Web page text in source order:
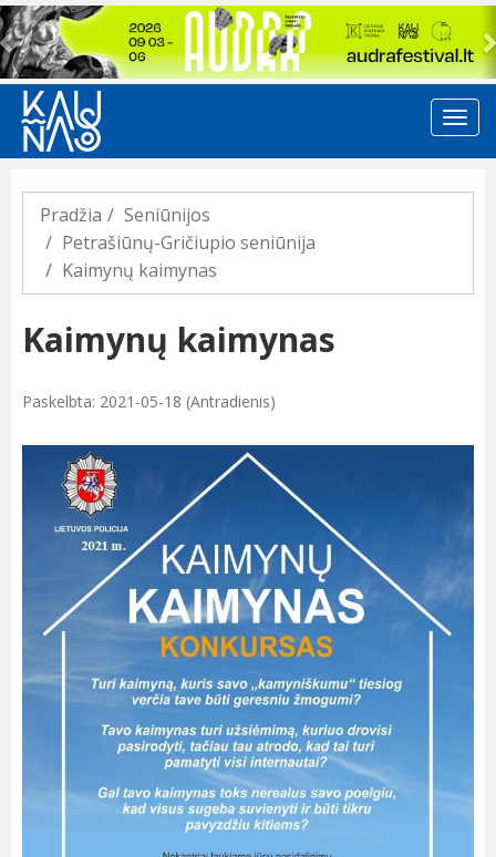
Previous
Pradžia
Seniūnijos
Petrašiūnų-Gričiupio seniūnija
Kaimynų kaimynas
Kaimynų kaimynas
Paskelbta: 2021-05-18 (Antradienis)